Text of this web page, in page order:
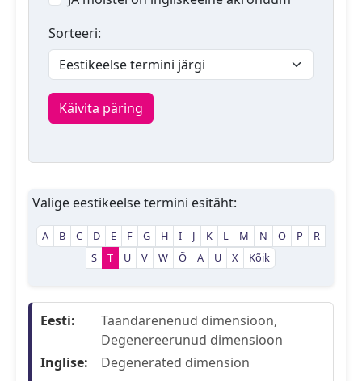
Sorteeri:
Käivita päring
Valige eestikeelse termini esitäht:
A B C D E F G H I J K L M N O P
R
S
T U V W Õ Ä Ü X Kõik
Eesti:
Taandarenenud dimensioon,
Degenereerunud dimensioon
Inglise:
Degenerated dimension